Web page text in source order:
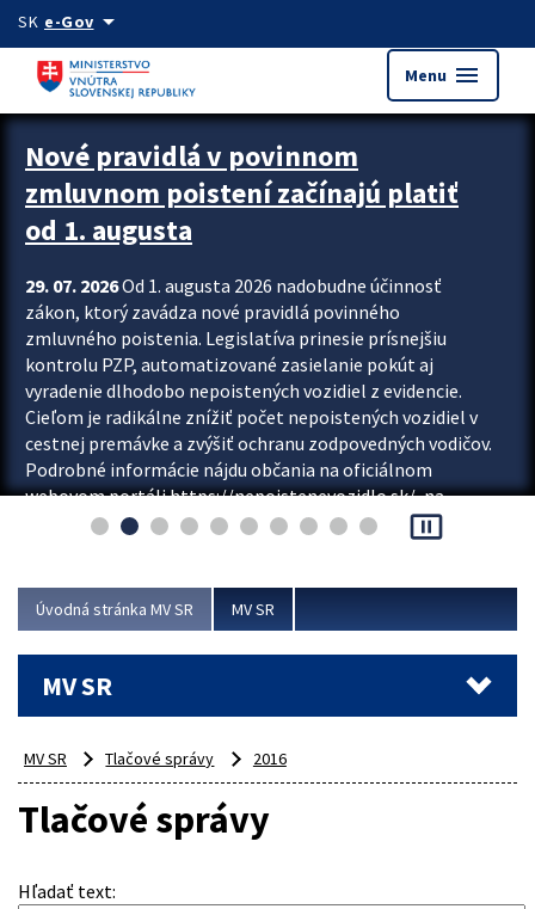
Preskocit na hlavný obsah
SK e-Govarrow_drop_down
Menu menu
Zastavit automatický posun upútavok
Nové pravidlá v povinnom
zmluvnom poistení začínajú platiť
od 1. augusta
29. 07. 2026Od 1. augusta 2026 nadobudne účinnosť
zákon, ktorý zavádza nové pravidlá povinného
zmluvného poistenia. Legislatíva prinesie prísnejšiu
kontrolu PZP, automatizované zasielanie pokút aj
vyradenie dlhodobo nepoistených vozidiel z evidencie.
Cieľom je radikálne znížiť počet nepoistených vozidiel v
cestnej premávke a zvýšiť ochranu zodpovedných vodičov.
Podrobné informácie nájdu občania na oficiálnom
webovom portáli https://nepoistenevozidlo.sk/, na
ktorom od augusta pribudne aj možnosť overiť si...
pause_presentation
Úvodná stránka MV SR MV SR
MV SR
MV SR Tlačové správy 2016
Tlačové správy
Hľadať text: